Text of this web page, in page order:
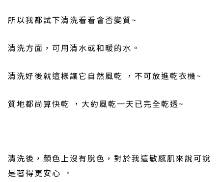
所以我都試下清洗看看會否變質~
清洗方面，可用清水或和暖的水。
清洗好後就這樣讓它自然風乾 ，不可放進乾衣機~
質地都尚算快乾 ，大約風乾一天已完全乾透~
清洗後，顏色上沒有脫色，對於我這敏感肌來說可說
是著得更安心 。